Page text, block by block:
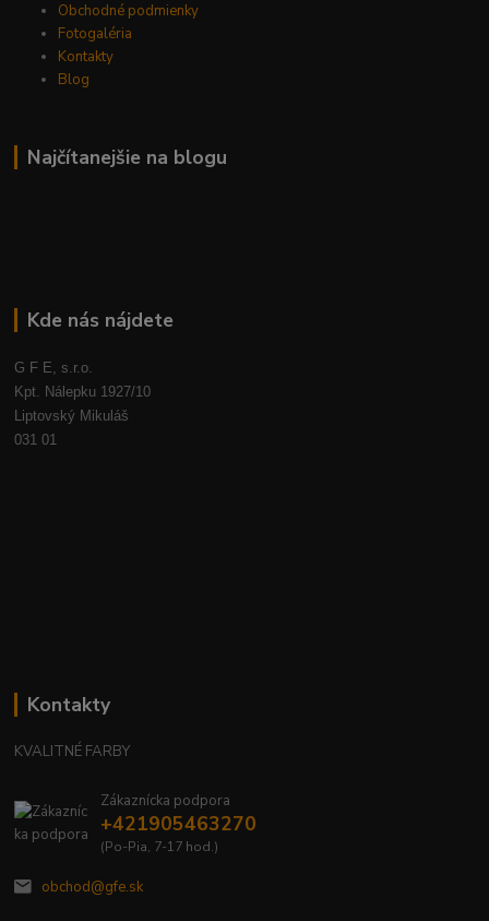
Obchodné podmienky
Fotogaléria
Kontakty
Blog
Najčítanejšie na blogu
Kde nás nájdete
G F E, s.r.o.
Kpt. Nálepku 1927/10
Liptovský Mikuláš
031 01
Kontakty
KVALITNÉ FARBY
Zákaznícka podpora
+421905463270
(Po-Pia, 7-17 hod.)
obchod@gfe.sk